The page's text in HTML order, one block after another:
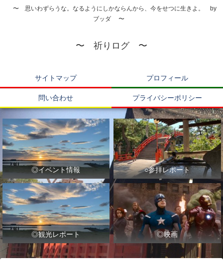
〜 思いわずらうな。なるようにしかならんから、今をせつに生きよ。 by
ブッダ 〜
〜 祈りログ 〜
サイトマップ プロフィール
問い合わせ プライバシーポリシー
◎イベント情報 ○参拝レポート
◎観光レポート ◎映画